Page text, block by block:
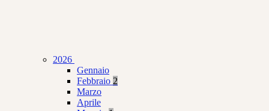
2026
Gennaio
Febbraio 2
Marzo
Aprile